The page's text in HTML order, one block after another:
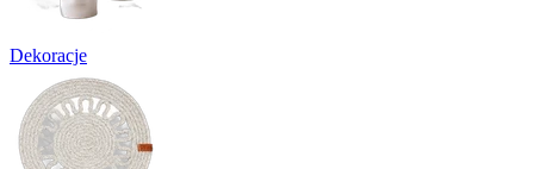
Dekoracje